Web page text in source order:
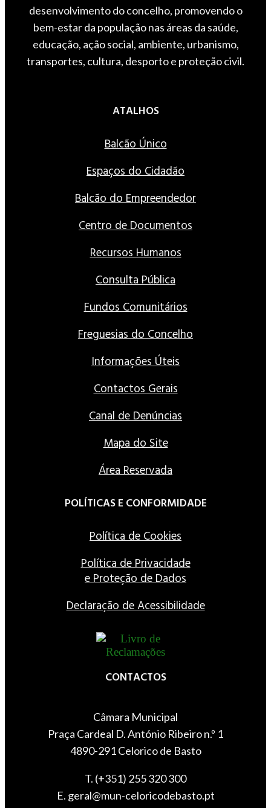
desenvolvimento do concelho, promovendo o
bem-estar da população nas áreas da saúde,
educação, ação social, ambiente, urbanismo,
transportes, cultura, desporto e proteção civil.
ATALHOS
Balcão Único
Espaços do Cidadão
Balcão do Empreendedor
Centro de Documentos
Recursos Humanos
Consulta Pública
Fundos Comunitários
Freguesias do Concelho
Informações Úteis
Contactos Gerais
Canal de Denúncias
Mapa do Site
Área Reservada
POLÍTICAS E CONFORMIDADE
Política de Cookies
Política de Privacidade
e Proteção de Dados
Declaração de Acessibilidade
CONTACTOS
Câmara Municipal
Praça Cardeal D. António Ribeiro n.º 1
4890-291 Celorico de Basto
T. (+351) 255 320 300
E. geral@mun-celoricodebasto.pt